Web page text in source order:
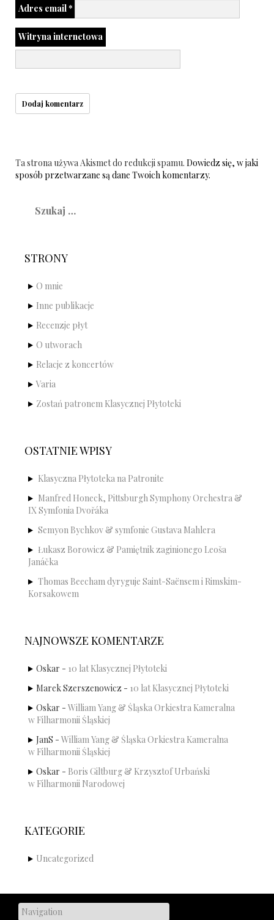
Adres email*
Witryna internetowa
Ta strona używa Akismet do redukcji spamu. Dowiedz się, w jaki
sposób przetwarzane są dane Twoich komentarzy.
STRONY
O mnie
Inne publikacje
Recenzje płyt
O utworach
Relacje z koncertów
Varia
Zostań patronem Klasycznej Płytoteki
OSTATNIE WPISY
Klasyczna Płytoteka na Patronite
Manfred Honeck, Pittsburgh Symphony Orchestra &
IX Symfonia Dvořáka
Semyon Bychkov & symfonie Gustava Mahlera
Łukasz Borowicz & Pamiętnik zaginionego Leoša
Janáčka
Thomas Beecham dyryguje Saint-Saënsem i Rimskim-
Korsakowem
NAJNOWSZE KOMENTARZE
Oskar - 10 lat Klasycznej Płytoteki
Marek Szerszenowicz - 10 lat Klasycznej Płytoteki
Oskar - William Yang & Śląska Orkiestra Kameralna
w Filharmonii Śląskiej
JanS - William Yang & Śląska Orkiestra Kameralna
w Filharmonii Śląskiej
Oskar - Boris Giltburg & Krzysztof Urbański
w Filharmonii Narodowej
KATEGORIE
Uncategorized